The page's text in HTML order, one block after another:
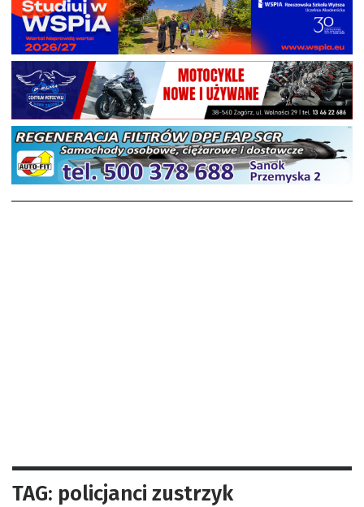
TAG: policjanci zustrzyk